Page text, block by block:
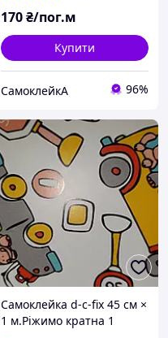
170₴/пог.м
Купити
СамоклейкА 96%
Самоклейка d-c-fix 45 см ×
1 м.Ріжимо кратна 1